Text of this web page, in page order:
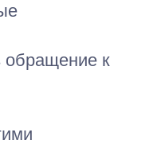
обращение к